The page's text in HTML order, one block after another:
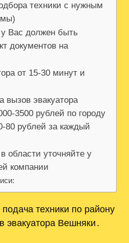
техники с нужным
Вас должен быть
документов на
от 15-30 минут и
вызов эвакуатора
3500 рублей по городу
80 рублей за каждый
области уточняйте у
компании
техники по району
эвакуатора Вешняки․